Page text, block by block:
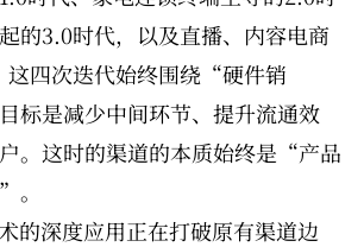
的3.0时代，以及直播、内容电商
这四次迭代始终围绕“硬件销
标是减少中间环节、提升流通效
。这时的渠道的本质始终是“产品
。
的深度应用正在打破原有渠道边